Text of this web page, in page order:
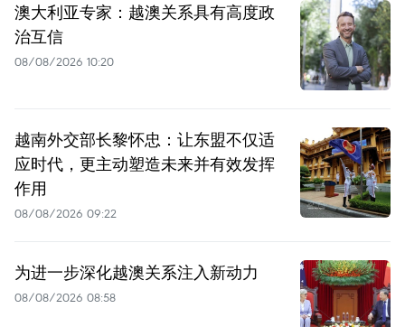
澳大利亚专家：越澳关系具有高度政
治互信
08/08/2026 10:20
越南外交部长黎怀忠：让东盟不仅适
应时代，更主动塑造未来并有效发挥
作用
08/08/2026 09:22
为进一步深化越澳关系注入新动力
08/08/2026 08:58